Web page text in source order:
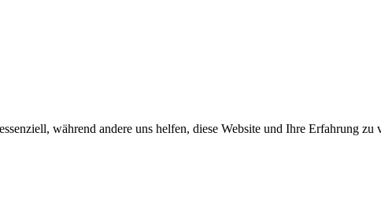
während andere uns helfen, diese Website und Ihre Erfahrung zu